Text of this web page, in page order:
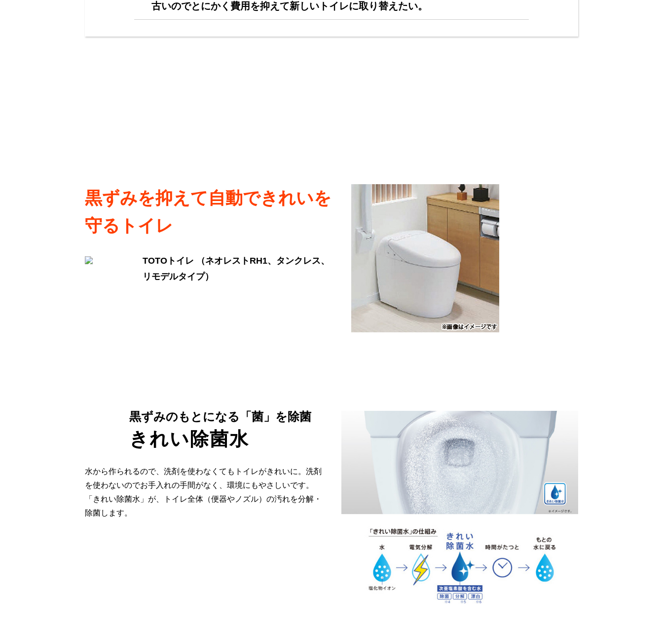
古いのでとにかく費用を抑えて新しいトイレに取り替えたい。
黒ずみを抑えて自動できれいを
守るトイレ
TOTOトイレ （ネオレストRH1、タンクレス、
リモデルタイプ）
黒ずみのもとになる「菌」を除菌
きれい除菌水
水から作られるので、洗剤を使わなくてもトイレがきれいに。洗剤
を使わないのでお手入れの手間がなく、環境にもやさしいです。
「きれい除菌水」が、トイレ全体（便器やノズル）の汚れを分解・
除菌します。